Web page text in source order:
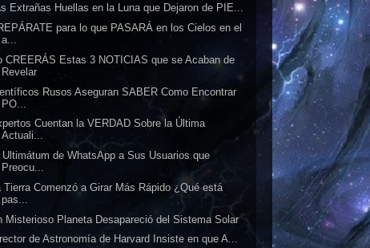
Extrañas Huellas en la Luna que Dejaron de PIE...
para lo que PASARÁ en los Cielos en el
a...
CREERÁS Estas 3 NOTICIAS que se Acaban de
Revelar
Rusos Aseguran SABER Como Encontrar
PO...
Cuentan la VERDAD Sobre la Última
Actuali...
Ultimátum de WhatsApp a Sus Usuarios que
Preocu...
Tierra Comenzó a Girar Más Rápido ¿Qué está
pas...
Misterioso Planeta Desapareció del Sistema Solar
de Astronomía de Harvard Insiste en que A...